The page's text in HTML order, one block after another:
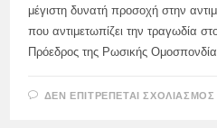
μέγιστη δυνατή προσοχή στην
που αντιμετωπίζει την τραγωδία
Πρόεδρος της Ρωσικής
ΔΕΝ ΕΠΙΤΡΈΠΕΤΑΙ ΣΧΟΛΙΑΣΜΌΣ